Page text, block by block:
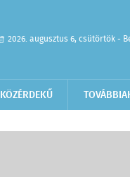
2026. augusztus 6, csütörtök -
KÖZÉRDEKŰ